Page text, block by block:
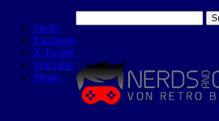
Suche
Facebook
X/Twitter
YouTube
Steam
nach: